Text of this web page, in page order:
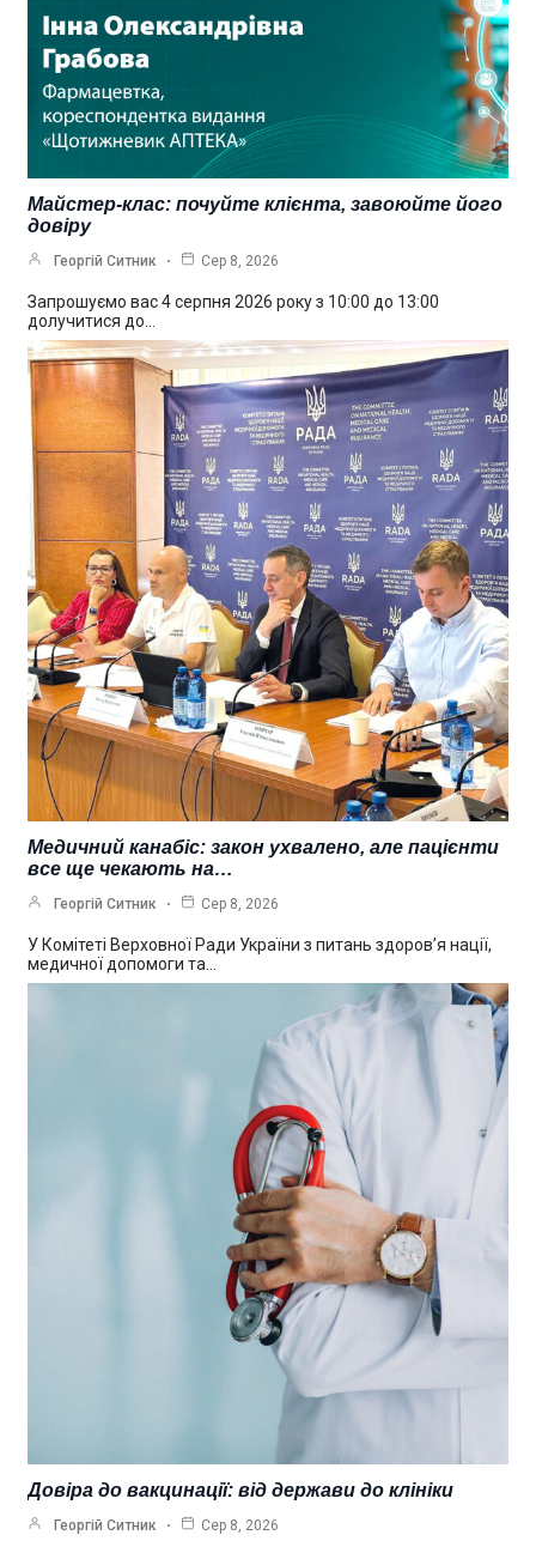
Майстер-клас: почуйте клієнта, завоюйте його
довіру
Георгій Ситник Сер 8, 2026
Запрошуємо вас 4 серпня 2026 року з 10:00 до 13:00
долучитися до…
Медичний канабіс: закон ухвалено, але пацієнти
все ще чекають на…
Георгій Ситник Сер 8, 2026
У Комітеті Верховної Ради України з питань здоров’я нації,
медичної допомоги та…
Довіра до вакцинації: від держави до клініки
Георгій Ситник Сер 8, 2026